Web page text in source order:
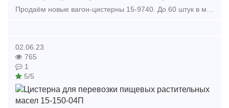
02.06.23
765
1
5/5